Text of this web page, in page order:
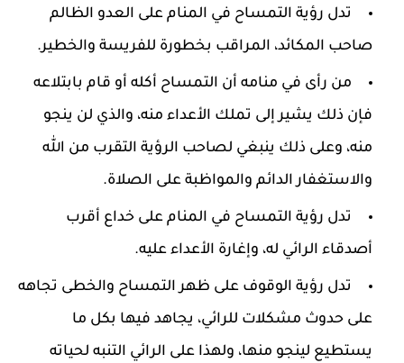
تدل رؤية التمساح في المنام على العدو الظالم
صاحب المكائد، المراقب بخطورة للفريسة والخطير.
من رأى في منامه أن التمساح أكله أو قام بابتلاعه
فإن ذلك يشير إلى تملك الأعداء منه، والذي لن ينجو
منه، وعلى ذلك ينبغي لصاحب الرؤية التقرب من الله
والاستغفار الدائم والمواظبة على الصلاة.
تدل رؤية التمساح في المنام على خداع أقرب
أصدقاء الرائي له، وإغارة الأعداء عليه.
تدل رؤية الوقوف على ظهر التمساح والخطى تجاهه
على حدوث مشكلات للرائي، يجاهد فيها بكل ما
يستطيع لينجو منها، ولهذا على الرائي التنبه لحياته